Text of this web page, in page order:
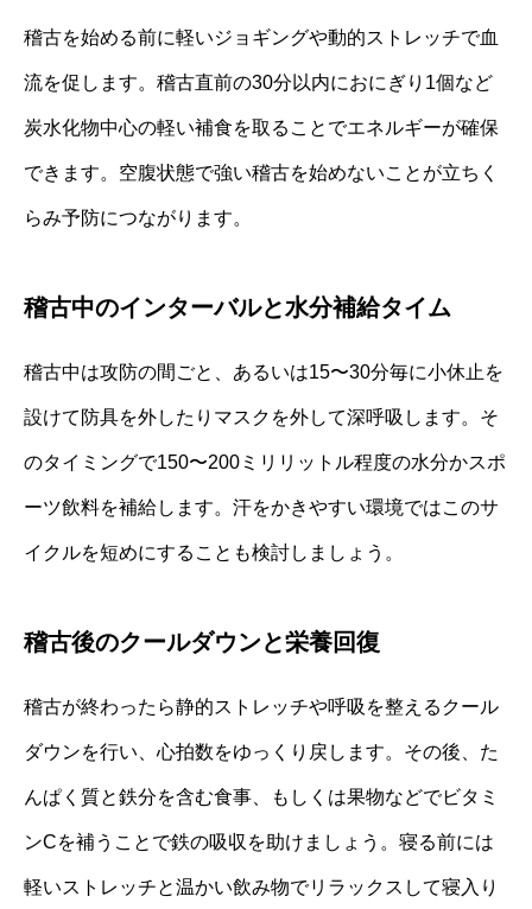
稽古を始める前に軽いジョギングや動的ストレッチで血
流を促します。稽古直前の30分以内におにぎり1個など
炭水化物中心の軽い補食を取ることでエネルギーが確保
できます。空腹状態で強い稽古を始めないことが立ちく
らみ予防につながります。
稽古中のインターバルと水分補給タイム
稽古中は攻防の間ごと、あるいは15〜30分毎に小休止を
設けて防具を外したりマスクを外して深呼吸します。そ
のタイミングで150〜200ミリリットル程度の水分かスポ
ーツ飲料を補給します。汗をかきやすい環境ではこのサ
イクルを短めにすることも検討しましょう。
稽古後のクールダウンと栄養回復
稽古が終わったら静的ストレッチや呼吸を整えるクール
ダウンを行い、心拍数をゆっくり戻します。その後、た
んぱく質と鉄分を含む食事、もしくは果物などでビタミ
ンCを補うことで鉄の吸収を助けましょう。寝る前には
軽いストレッチと温かい飲み物でリラックスして寝入り